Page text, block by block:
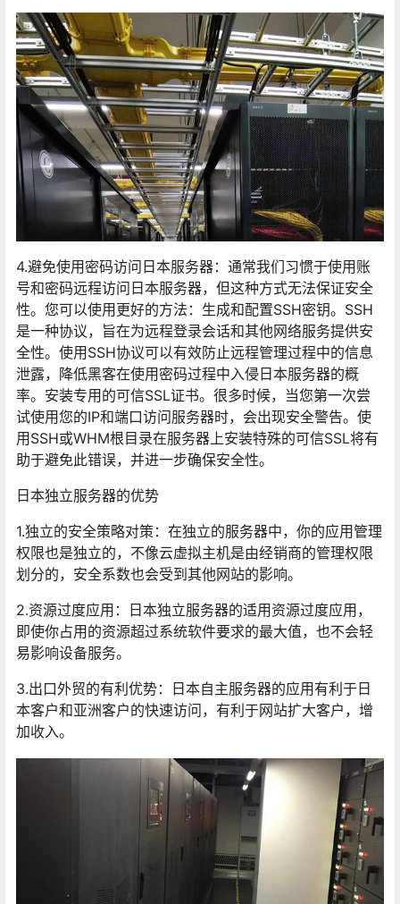
4.避免使用密码访问日本服务器：通常我们习惯于使用账
号和密码远程访问日本服务器，但这种方式无法保证安全
性。您可以使用更好的方法：生成和配置SSH密钥。SSH
是一种协议，旨在为远程登录会话和其他网络服务提供安
全性。使用SSH协议可以有效防止远程管理过程中的信息
泄露，降低黑客在使用密码过程中入侵日本服务器的概
率。安装专用的可信SSL证书。很多时候，当您第一次尝
试使用您的IP和端口访问服务器时，会出现安全警告。使
用SSH或WHM根目录在服务器上安装特殊的可信SSL将有
助于避免此错误，并进一步确保安全性。
日本独立服务器的优势
1.独立的安全策略对策：在独立的服务器中，你的应用管理
权限也是独立的，不像云虚拟主机是由经销商的管理权限
划分的，安全系数也会受到其他网站的影响。
2.资源过度应用：日本独立服务器的适用资源过度应用，
即使你占用的资源超过系统软件要求的最大值，也不会轻
易影响设备服务。
3.出口外贸的有利优势：日本自主服务器的应用有利于日
本客户和亚洲客户的快速访问，有利于网站扩大客户，增
加收入。